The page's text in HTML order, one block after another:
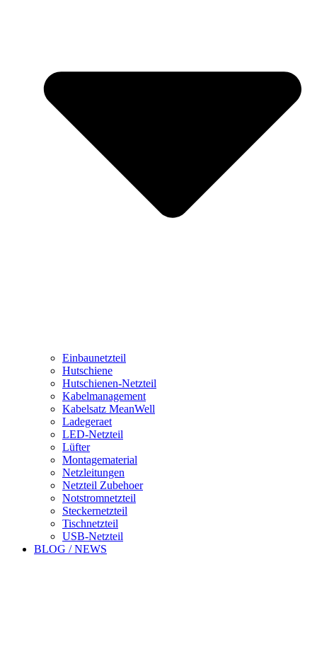
Einbaunetzteil
Hutschiene
Hutschienen-Netzteil
Kabelmanagement
Kabelsatz MeanWell
Ladegeraet
LED-Netzteil
Lüfter
Montagematerial
Netzleitungen
Netzteil Zubehoer
Notstromnetzteil
Steckernetzteil
Tischnetzteil
USB-Netzteil
BLOG / NEWS